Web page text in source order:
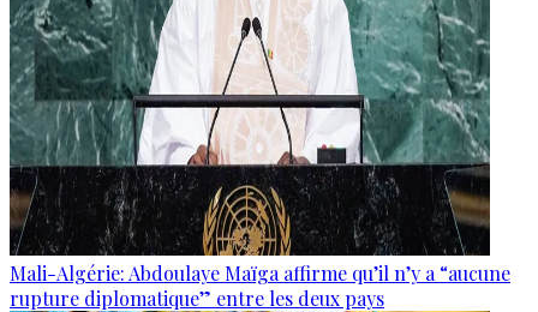
Mali-Algérie: Abdoulaye Maïga affirme qu’il n’y a “aucune
rupture diplomatique” entre les deux pays